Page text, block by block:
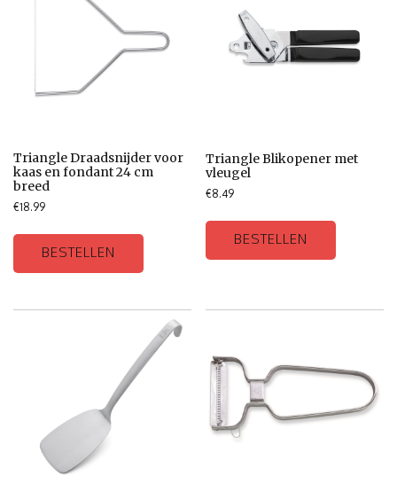
Triangle Draadsnijder voor
kaas en fondant 24 cm
breed
€18.99
BESTELLEN
Triangle Blikopener met
vleugel
€8.49
BESTELLEN